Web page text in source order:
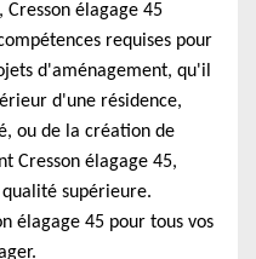
Cresson élagage 45
requises pour
d'aménagement, qu'il
d'une résidence,
ou de la création de
Cresson élagage 45,
supérieure.
élagage 45 pour tous vos